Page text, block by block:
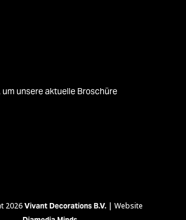
um unsere aktuelle Broschüre
2026Vivant Decorations B.V.| Website